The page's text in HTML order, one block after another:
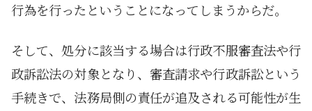
行為を行ったということになってしまうからだ。
そして、処分に該当する場合は行政不服審査法や行
政訴訟法の対象となり、審査請求や行政訴訟という
手続きで、法務局側の責任が追及される可能性が生